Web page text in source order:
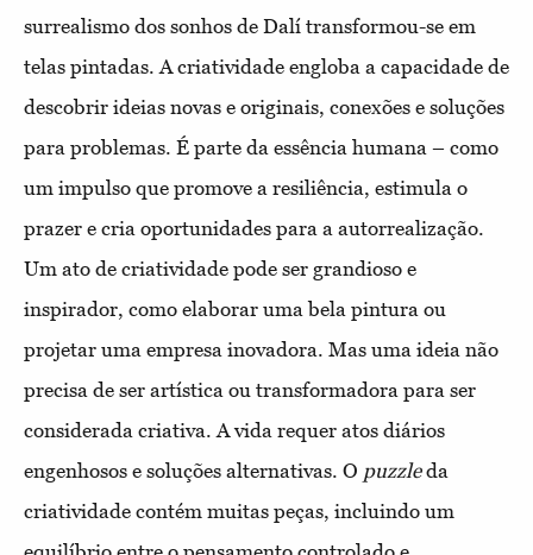
surrealismo dos sonhos de Dalí transformou-se em
telas pintadas. A criatividade engloba a capacidade de
descobrir ideias novas e originais, conexões e soluções
para problemas. É parte da essência humana – como
um impulso que promove a resiliência, estimula o
prazer e cria oportunidades para a autorrealização.
Um ato de criatividade pode ser grandioso e
inspirador, como elaborar uma bela pintura ou
projetar uma empresa inovadora. Mas uma ideia não
precisa de ser artística ou transformadora para ser
considerada criativa. A vida requer atos diários
engenhosos e soluções alternativas. O puzzleda
criatividade contém muitas peças, incluindo um